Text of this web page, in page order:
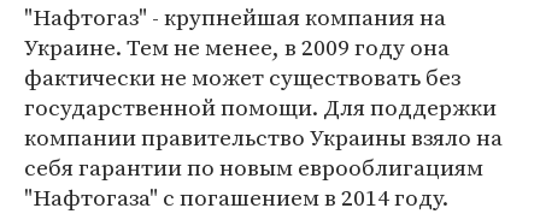
"Нафтогаз" - крупнейшая компания на
Украине. Тем не менее, в 2009 году она
фактически не может существовать без
государственной помощи. Для поддержки
компании правительство Украины взяло на
себя гарантии по новым еврооблигациям
"Нафтогаза" с погашением в 2014 году.